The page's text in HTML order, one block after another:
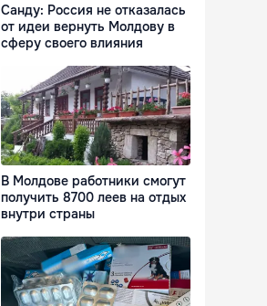
Санду: Россия не отказалась
от идеи вернуть Молдову в
сферу своего влияния
В Молдове работники смогут
получить 8700 леев на отдых
внутри страны